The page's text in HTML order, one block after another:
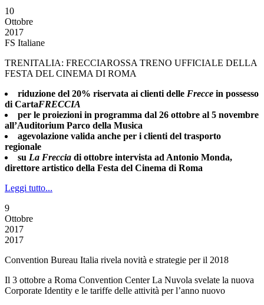
10
Ottobre
2017
FS Italiane
TRENITALIA: FRECCIAROSSA TRENO UFFICIALE DELLA
FESTA DEL CINEMA DI ROMA
riduzione del 20% riservata ai clienti delle Frecce in possesso
di CartaFRECCIA
per le proiezioni in programma dal 26 ottobre al 5 novembre
all’Auditorium Parco della Musica
agevolazione valida anche per i clienti del trasporto
regionale
su La Freccia di ottobre intervista ad Antonio Monda,
direttore artistico della Festa del Cinema di Roma
Leggi tutto...
9
Ottobre
2017
2017
Convention Bureau Italia rivela novità e strategie per il 2018
Il 3 ottobre a Roma Convention Center La Nuvola svelate la nuova
Corporate Identity e le tariffe delle attività per l’anno nuovo